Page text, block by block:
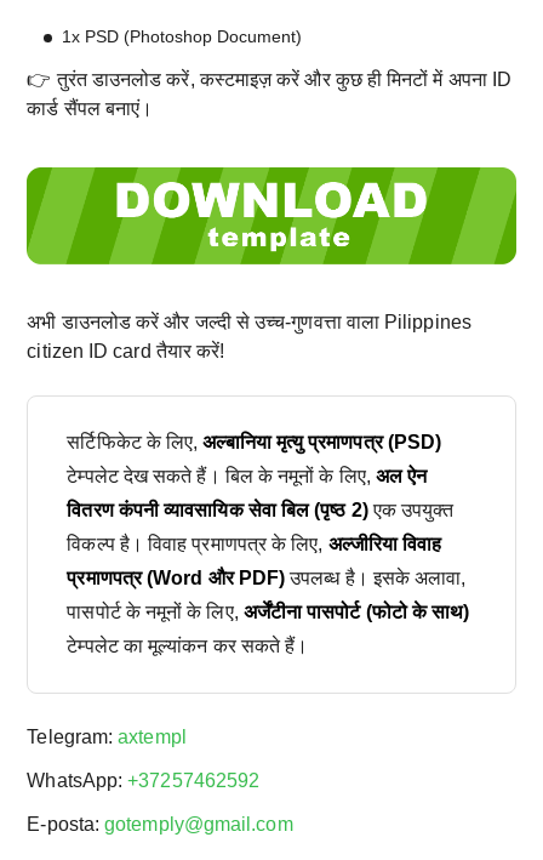
1x PSD (Photoshop Document)
👉 तुरंत डाउनलोड करें, कस्टमाइज़ करें और कुछ ही मिनटों में अपना ID
कार्ड सैंपल बनाएं।
अभी डाउनलोड करें और जल्दी से उच्च-गुणवत्ता वाला Pilippines
citizen ID card तैयार करें!
सर्टिफिकेट के लिए,अल्बानिया मृत्यु प्रमाणपत्र (PSD)
टेम्पलेट देख सकते हैं। बिल के नमूनों के लिए, अल ऐन
वितरण कंपनी व्यावसायिक सेवा बिल (पृष्ठ 2)एक उपयुक्त
विकल्प है। विवाह प्रमाणपत्र के लिए, अल्जीरिया विवाह
प्रमाणपत्र (Word और PDF)उपलब्ध है। इसके अलावा,
पासपोर्ट के नमूनों के लिए, अर्जेंटीना पासपोर्ट (फोटो के साथ)
टेम्पलेट का मूल्यांकन कर सकते हैं।
Telegram:axtempl
WhatsApp:+37257462592
E-posta:gotemply@gmail.com